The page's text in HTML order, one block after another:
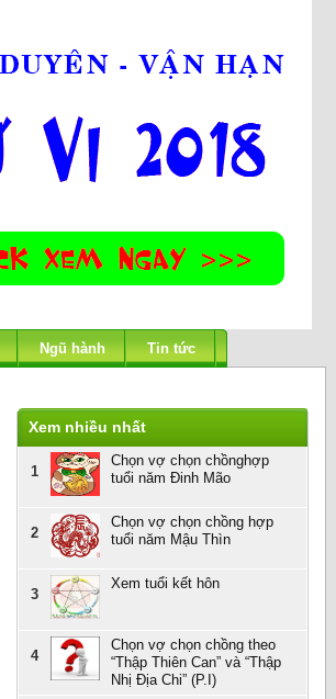
Ngũ hành Tin tức
Xem nhiều nhất
1
Chọn vợ chọn chồnghợp
tuổi năm Đinh Mão
2
Chọn vợ chọn chồng hợp
tuổi năm Mậu Thìn
3
Xem tuổi kết hôn
4
Chọn vợ chọn chồng theo
“Thập Thiên Can” và “Thập
Nhị Địa Chi” (P.I)